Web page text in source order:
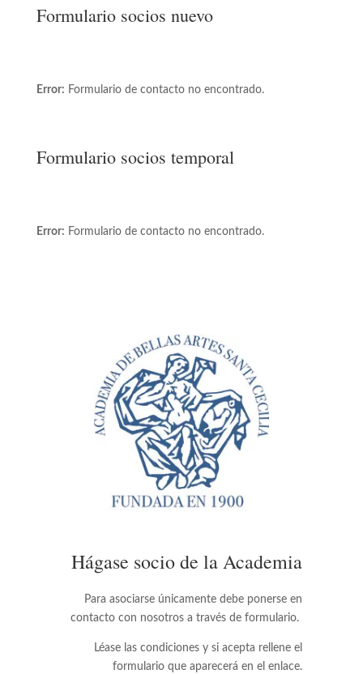
Formulario socios nuevo
Error: Formulario de contacto no encontrado.
Formulario socios temporal
Error: Formulario de contacto no encontrado.
Hágase socio de la Academia
Para asociarse únicamente debe ponerse en
contacto con nosotros a través de formulario.
Léase las condiciones y si acepta rellene el
formulario que aparecerá en el enlace.